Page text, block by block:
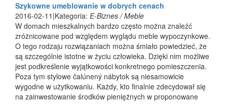
Szykowne umeblowanie w dobrych cenach
2016-02-11 |Kategoria: E-Biznes / Meble
W domach mieszkalnych bardzo często można znaleźć
zróżnicowane pod względem wyglądu meble wypoczynkowe.
O tego rodzaju rozwiązaniach można śmiało powiedzieć, że
są szczególnie istotne w życiu człowieka. Dzięki nim możliwe
jest podkreślenie wyjątkowości konkretnego pomieszczenia.
Poza tym stylowe čalúnený nábytok są niesamowicie
wygodne w użytkowaniu. Każdy, kto finalnie zdecydował się
na zainwestowanie środków pieniężnych w proponowane